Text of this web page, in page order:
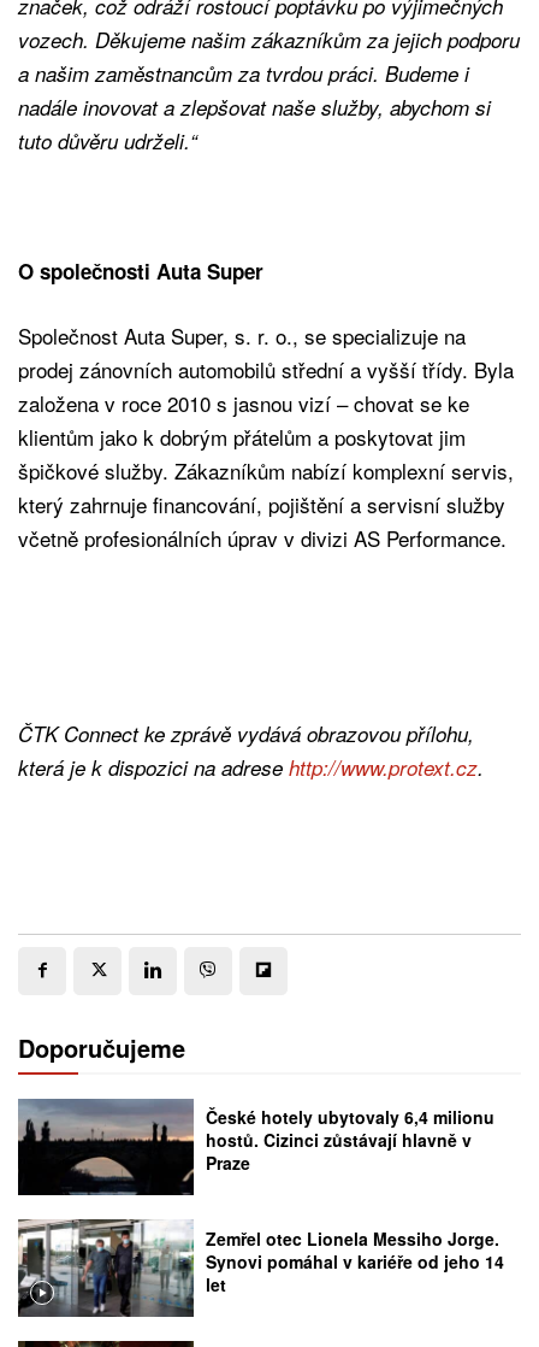
vozech. Děkujeme našim zákazníkům za jejich podporu
a našim zaměstnancům za tvrdou práci. Budeme i
nadále inovovat a zlepšovat naše služby, abychom si
tuto důvěru udrželi.“
O společnosti Auta Super
Společnost Auta Super, s. r. o., se specializuje na
prodej zánovních automobilů střední a vyšší třídy. Byla
založena v roce 2010 s jasnou vizí – chovat se ke
klientům jako k dobrým přátelům a poskytovat jim
špičkové služby. Zákazníkům nabízí komplexní servis,
který zahrnuje financování, pojištění a servisní služby
včetně profesionálních úprav v divizi AS Performance.
ČTK Connect ke zprávě vydává obrazovou přílohu,
která je k dispozici na adrese http://www.protext.cz.
Doporučujeme
České hotely ubytovaly 6,4 milionu
hostů. Cizinci zůstávají hlavně v
Praze
Zemřel otec Lionela Messiho Jorge.
Synovi pomáhal v kariéře od jeho 14
let